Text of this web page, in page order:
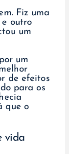
Fiz uma
e outro
um
um
de efeitos
para os
que o
vida